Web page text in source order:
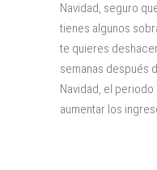
Navidad, seguro
tienes algunos
te quieres
semanas después
Navidad, el
aumentar los